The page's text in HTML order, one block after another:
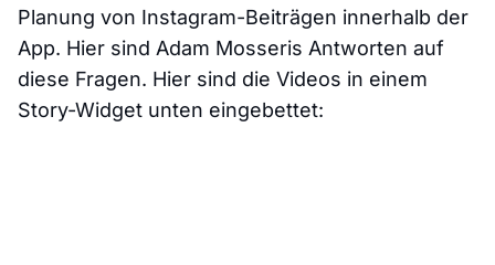
Planung von Instagram-Beiträgen innerhalb der
App. Hier sind Adam Mosseris Antworten auf
diese Fragen. Hier sind die Videos in einem
Story-Widget unten eingebettet: